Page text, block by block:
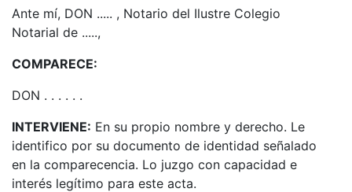
Ante mí, DON ..... , Notario del Ilustre Colegio
Notarial de .....,
COMPARECE:
DON . . . . . .
INTERVIENE: En su propio nombre y derecho. Le
identifico por su documento de identidad señalado
en la comparecencia. Lo juzgo con capacidad e
interés legítimo para este acta.